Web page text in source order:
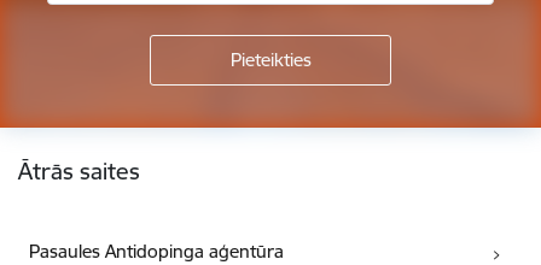
Ātrās saites
Pasaules Antidopinga aģentūra